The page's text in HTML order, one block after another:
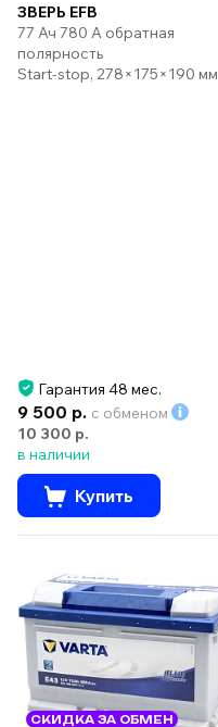
ЗВЕРЬ EFB
77 Ач 780 А обратная
полярность
Start-stop, 278×175×190 мм
Гарантия 48 мес.
9 500 р. с обменом
10 300 р.
в наличии
Купить
СКИДКА ЗА ОБМЕН